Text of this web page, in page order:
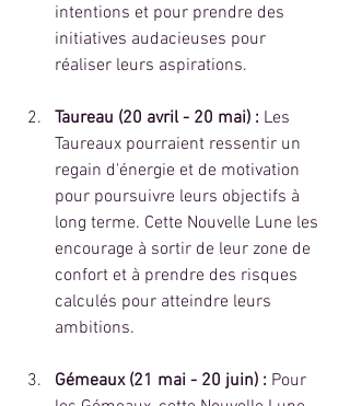
intentions et pour prendre des
initiatives audacieuses pour
réaliser leurs aspirations.
Taureau (20 avril - 20 mai) : Les
Taureaux pourraient ressentir un
regain d'énergie et de motivation
pour poursuivre leurs objectifs à
long terme. Cette Nouvelle Lune les
encourage à sortir de leur zone de
confort et à prendre des risques
calculés pour atteindre leurs
ambitions.
Gémeaux (21 mai - 20 juin) : Pour